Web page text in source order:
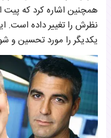
همچنین اشاره کرد که پیت
نظرش را تغییر داده است.
یکدیگر را مورد تحسین و